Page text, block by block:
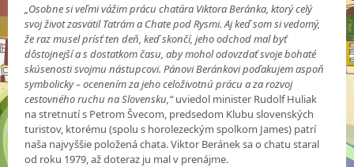
„Osobne si veľmi vážim prácu chatára Viktora Beránka, ktorý celý
svoj život zasvätil Tatrám a Chate pod Rysmi. Aj keď som si vedomý,
že raz musel prísť ten deň, keď skončí, jeho odchod mal byť
dôstojnejší a s dostatkom času, aby mohol odovzdať svoje bohaté
skúsenosti svojmu nástupcovi. Pánovi Beránkovi poďakujem aspoň
symbolicky – ocenením za jeho celoživotnú prácu a za rozvoj
cestovného ruchu na Slovensku,“uviedol minister Rudolf Huliak
na stretnutí s Petrom Švecom, predsedom Klubu slovenských
turistov, ktorému (spolu s horolezeckým spolkom James) patrí
naša najvyššie položená chata. Viktor Beránek sa o chatu staral
od roku 1979, až doteraz ju mal v prenájme.